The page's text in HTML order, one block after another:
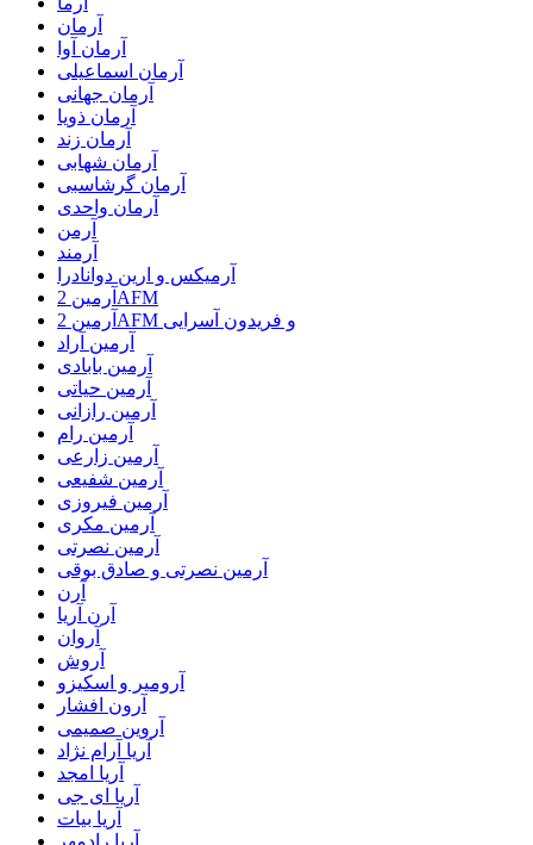
آرمان
آرمان آوا
آرمان اسماعیلی
آرمان جهانی
آرمان ذویا
آرمان زند
آرمان شهابی
آرمان گرشاسبی
آرمان واحدی
آرمن
آرمند
آرمیکس و ارین دوانادرا
آرمین 2AFM
آرمین 2AFM و فریدون آسرایی
آرمین آراد
آرمین بابادی
آرمین حیاتی
آرمین رازانی
آرمین رام
آرمین زارعی
آرمین شفیعی
آرمین فیروزی
آرمین مکری
آرمین نصرتی
آرمین نصرتی و صادق بوقی
آرن
آرن آریا
آروان
آروش
آرومیر و اسکیزو
آرون افشار
آروین صمیمی
آریا آرام نژاد
آریا امجد
آریا ای جی
آریا بیات
آریا رادمهر